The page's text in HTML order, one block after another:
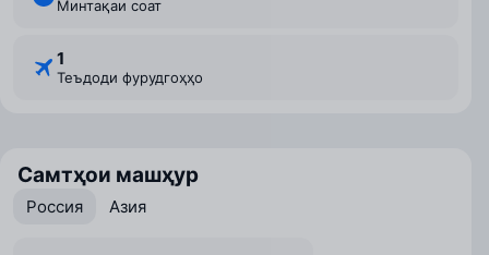
Минтақаи соат
1
Теъдоди фурудгоҳҳо
Самтҳои машҳур
Россия Азия